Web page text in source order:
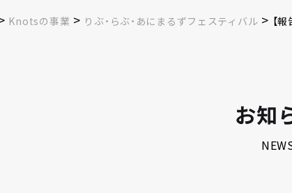
Knotsの事業 > りぶ・らぶ・あにまるずフェスティバル > 【
お知